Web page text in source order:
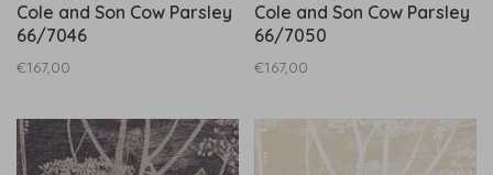
Cole and Son Cow Parsley
66/7046
€167,00
Cole and Son Cow Parsley
66/7050
€167,00